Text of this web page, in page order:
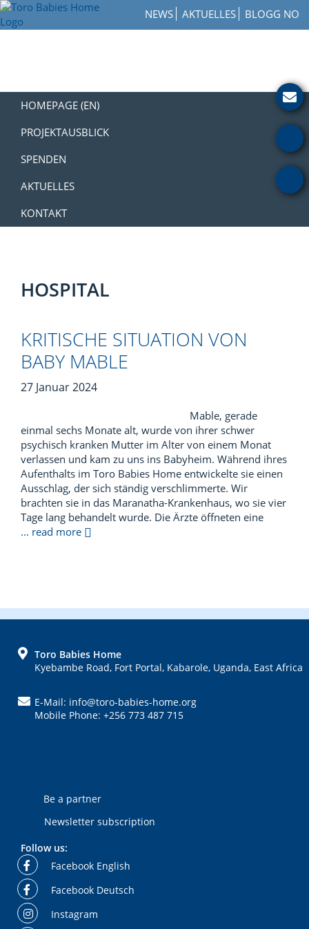
Zur
Hauptnavigation
Skip
to
Zur
Fußzeile
NEWS AKTUELLES BLOGG NO
Toro
with
HOMEPAGE (EN)
PROJEKTAUSBLICK
SPENDEN
AKTUELLES
KONTAKT
HOSPITAL
KRITISCHE SITUATION VON
BABY MABLE
27 Januar 2024
Mable, gerade
einmal sechs Monate alt, wurde von ihrer schwer
psychisch kranken Mutter im Alter von einem Monat
verlassen und kam zu uns ins Babyheim. Während ihres
Aufenthalts im Toro Babies Home entwickelte sie einen
Ausschlag, der sich ständig verschlimmerte. Wir
brachten sie in das Maranatha-Krankenhaus, wo sie vier
Tage lang behandelt wurde. Die Ärzte öffneten eine
... read more
FOOTERToro Babies Home
Kyebambe Road, Fort Portal, Kabarole, Uganda, East Africa
E-Mail: info@toro-babies-home.org
Mobile Phone: +256 773 487 715
Be a partner
Newsletter subscription
Follow us:
Facebook English
Facebook Deutsch
Instagram